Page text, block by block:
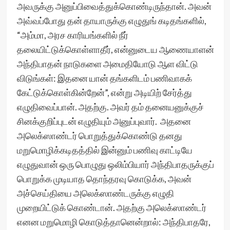
அவருக்கு அனுப்பிவைத்துக்கொண்டிருந்தான். அவன்
அவ்வப்போது தன் தாயாருக்கு எழுதுங் கடிதங்களில்,
“அம்மா, அரச காரியங்களில் நீர்
தலையிட்டுக்கொள்ளாதீர், என்னுடைய ஆணையாளன்
அந்திபாதன் நாடுகளை அமைதியோடு ஆள விட்டு
விடுங்கள்: இதனை யான் தங்களிடம் பணிவாகக்
கேட்டுக்கொள்கின்றேன்”, என்று அடியிற் சேர்த்து
எழுதிவைப்பான். அதற்கு. அவர் தம் தனையனுக்குச்
சினக்குறிப்புடன் எழுதியும் அனுப்புவார். அதனை
அலெக்ஸாண்டர் பொறுத்துக்கொண்டு தனது
மறுமொழிக்கடிதத்தில் இன்னும் பணிவு காட்டியே
எழுதுவான் ஒரு பொழுது ஒலிம்பியார் அந்திபாதருக்குப்
பொறுக்க முடியாத தொந்தரவு கொடுக்க, அவன்
அச்செய்தியை அலெக்ஸாண்டருக்கு எழுதி
முறையிட்டுக் கொண்டான். அதற்கு அலெக்ஸாண்டர்
எனன மறுமொழி கொடுத்தானென்றால்: அந்திபாதரே,